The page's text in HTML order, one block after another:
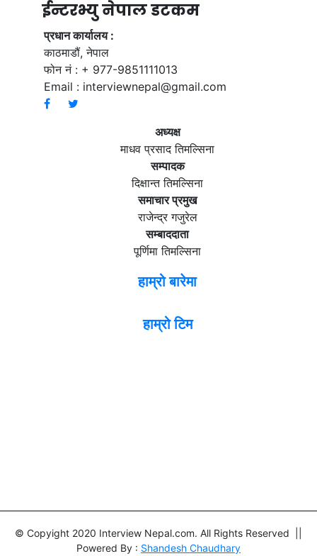
ईन्टरभ्यु नेपाल डटकम
प्रधान कार्यालय :
काठमाडौं, नेपाल
फोन नं : + 977-9851111013
Email : interviewnepal@gmail.com
अध्यक्ष
माधव प्रसाद तिमल्सिना
सम्पादक
दिक्षान्त तिमल्सिना
समाचार प्रमुख
राजेन्द्र गजुरेल
सम्बाददाता
पूर्णिमा तिमल्सिना
हाम्रो बारेमा
हाम्रो टिम
© Copyight 2020 Interview Nepal.com. All Rights Reserved ||
Powered By : Shandesh Chaudhary